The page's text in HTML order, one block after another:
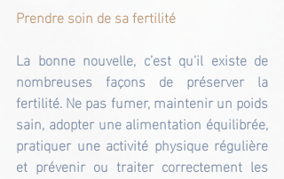
Prendre soin de sa fertilité
La bonne nouvelle, c’est qu’il existe de
nombreuses façons de préserver la
fertilité. Ne pas fumer, maintenir un poids
sain, adopter une alimentation équilibrée,
pratiquer une activité physique régulière
et prévenir ou traiter correctement les